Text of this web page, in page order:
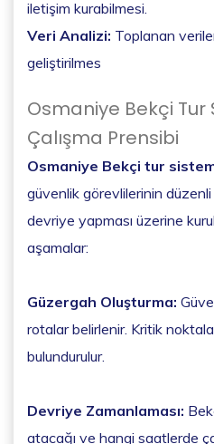
iletişim kurabilmesi.
Veri Analizi: Toplanan
geliştirilmes
Osmaniye Bekçi Tur
Çalışma Prensibi
Osmaniye Bekçi tur
güvenlik görevlilerinin
devriye yapması üzerine
aşamalar:
Güzergah Oluşturma:
rotalar belirlenir. Kritik
bulundurulur.
Devriye Zamanlaması:
atacağı ve hangi saatlerde